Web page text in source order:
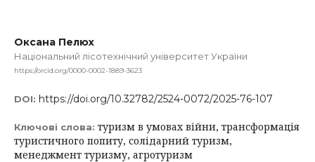
Оксана Пелюх
Національний лісотехнічний університет України
https://orcid.org/0000-0002-1889-3623
DOI: https://doi.org/10.32782/2524-0072/2025-76-107
Ключові слова: туризм в умовах війни, трансформація
туристичного попиту, солідарний туризм,
менеджмент туризму, агротуризм